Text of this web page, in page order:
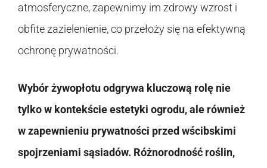
atmosferyczne, zapewnimy im zdrowy wzrost i
obfite zazielenienie, co przełoży się na efektywną
ochronę prywatności.
Wybór żywopłotu odgrywa kluczową rolę nie
tylko w kontekście estetyki ogrodu, ale również
w zapewnieniu prywatności przed wścibskimi
spojrzeniami sąsiadów. Różnorodność roślin,